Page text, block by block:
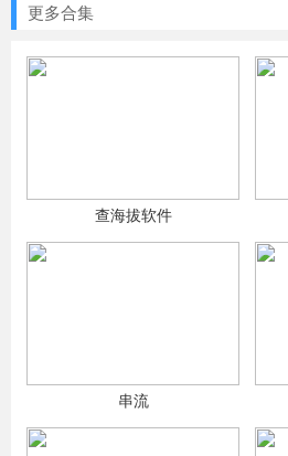
更多合集
查海拔软件
串流